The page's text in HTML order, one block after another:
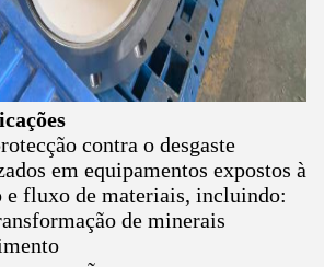
contra o desgaste
em equipamentos expostos à
e fluxo de materiais, incluindo:
de minerais